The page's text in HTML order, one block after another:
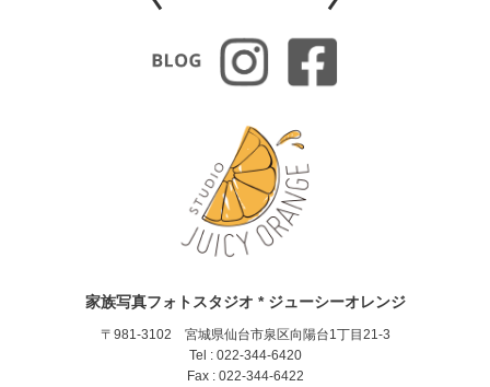
家族写真フォトスタジオ * ジューシーオレンジ
〒981-3102 宮城県仙台市泉区向陽台1丁目21-3
Tel : 022-344-6420
Fax : 022-344-6422